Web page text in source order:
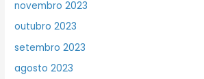
novembro 2023
outubro 2023
setembro 2023
agosto 2023